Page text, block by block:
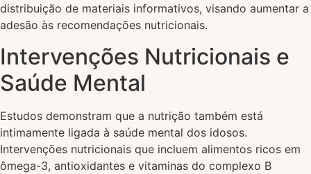
distribuição de materiais informativos, visando aumentar a
adesão às recomendações nutricionais.
Intervenções Nutricionais e
Saúde Mental
Estudos demonstram que a nutrição também está
intimamente ligada à saúde mental dos idosos.
Intervenções nutricionais que incluem alimentos ricos em
ômega-3, antioxidantes e vitaminas do complexo B